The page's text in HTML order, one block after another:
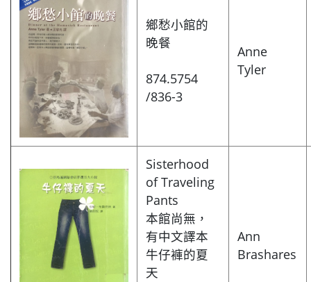
鄉愁小館的
晚餐
874.5754
/836-3
Anne
Tyler
Sisterhood
of Traveling
Pants
本館尚無，
有中文譯本
牛仔褲的夏
天
Ann
Brashares